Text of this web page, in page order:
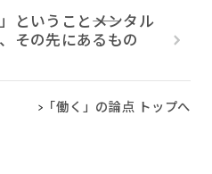
ということ――メンタル
その先にあるもの
「働く」の論点 トップへ